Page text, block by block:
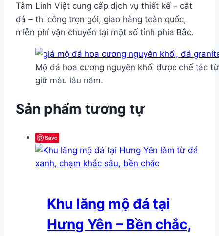
Tâm Linh Việt cung cấp dịch vụ thiết kế – cắt
đá – thi công trọn gói, giao hàng toàn quốc,
miễn phí vận chuyển tại một số tỉnh phía Bắc.
Mộ đá hoa cương nguyên khối được chế tác
giữ màu lâu năm.
Sản phẩm tương tự
Save
Khu lăng mộ đá tại
Hưng Yên – Bền chắc,